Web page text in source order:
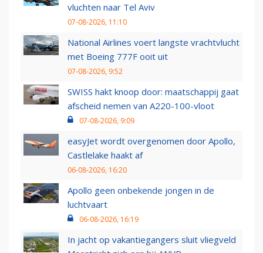
vluchten naar Tel Aviv
07-08-2026, 11:10
National Airlines voert langste vrachtvlucht
met Boeing 777F ooit uit
07-08-2026, 9:52
SWISS hakt knoop door: maatschappij gaat
afscheid nemen van A220-100-vloot
07-08-2026, 9:09
easyJet wordt overgenomen door Apollo,
Castlelake haakt af
06-08-2026, 16:20
Apollo geen onbekende jongen in de
luchtvaart
06-08-2026, 16:19
In jacht op vakantiegangers sluit vliegveld